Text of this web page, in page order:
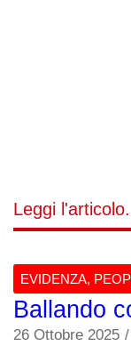
Leggi
EVIDENZA,
Ballando
26 Ottobre 2025 /